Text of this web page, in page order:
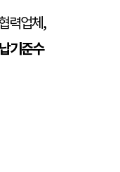
력업체,
납기준수